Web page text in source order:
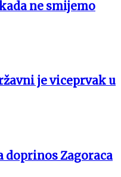
ne smijemo
je viceprvak u
doprinos Zagoraca